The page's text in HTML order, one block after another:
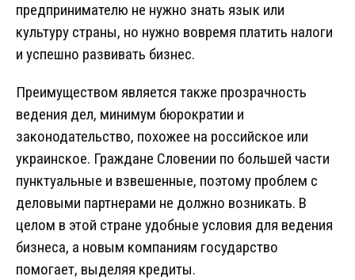
предпринимателю не нужно знать язык или
культуру страны, но нужно вовремя платить налоги
и успешно развивать бизнес.
Преимуществом является также прозрачность
ведения дел, минимум бюрократии и
законодательство, похожее на российское или
украинское. Граждане Словении по большей части
пунктуальные и взвешенные, поэтому проблем с
деловыми партнерами не должно возникать. В
целом в этой стране удобные условия для ведения
бизнеса, а новым компаниям государство
помогает, выделяя кредиты.